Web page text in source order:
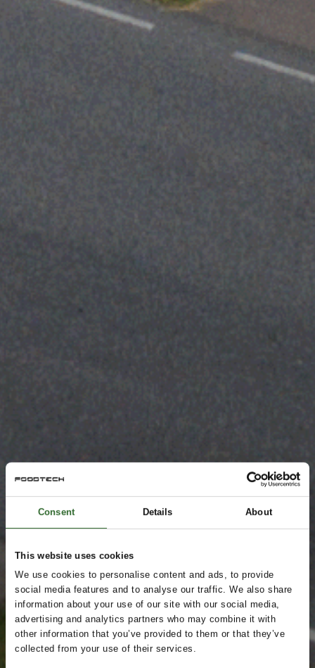
Consent Details About
This website uses cookies
We use cookies to personalise content and ads, to provide
social media features and to analyse our traffic. We also share
information about your use of our site with our social media,
advertising and analytics partners who may combine it with
other information that you’ve provided to them or that they’ve
collected from your use of their services.